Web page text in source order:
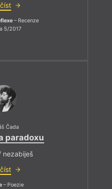
– Recenze
5/2017
Čada
paradoxu
nezabiješ
– Poezie